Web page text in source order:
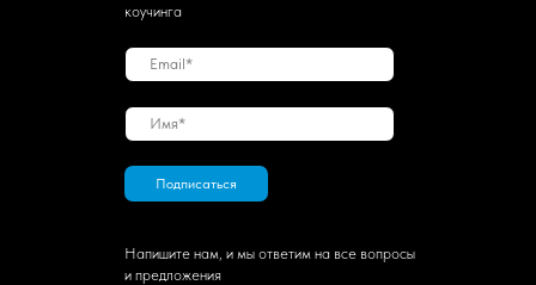
коучинга
Подписаться
Напишите нам, и мы ответим на все вопросы
и предложения